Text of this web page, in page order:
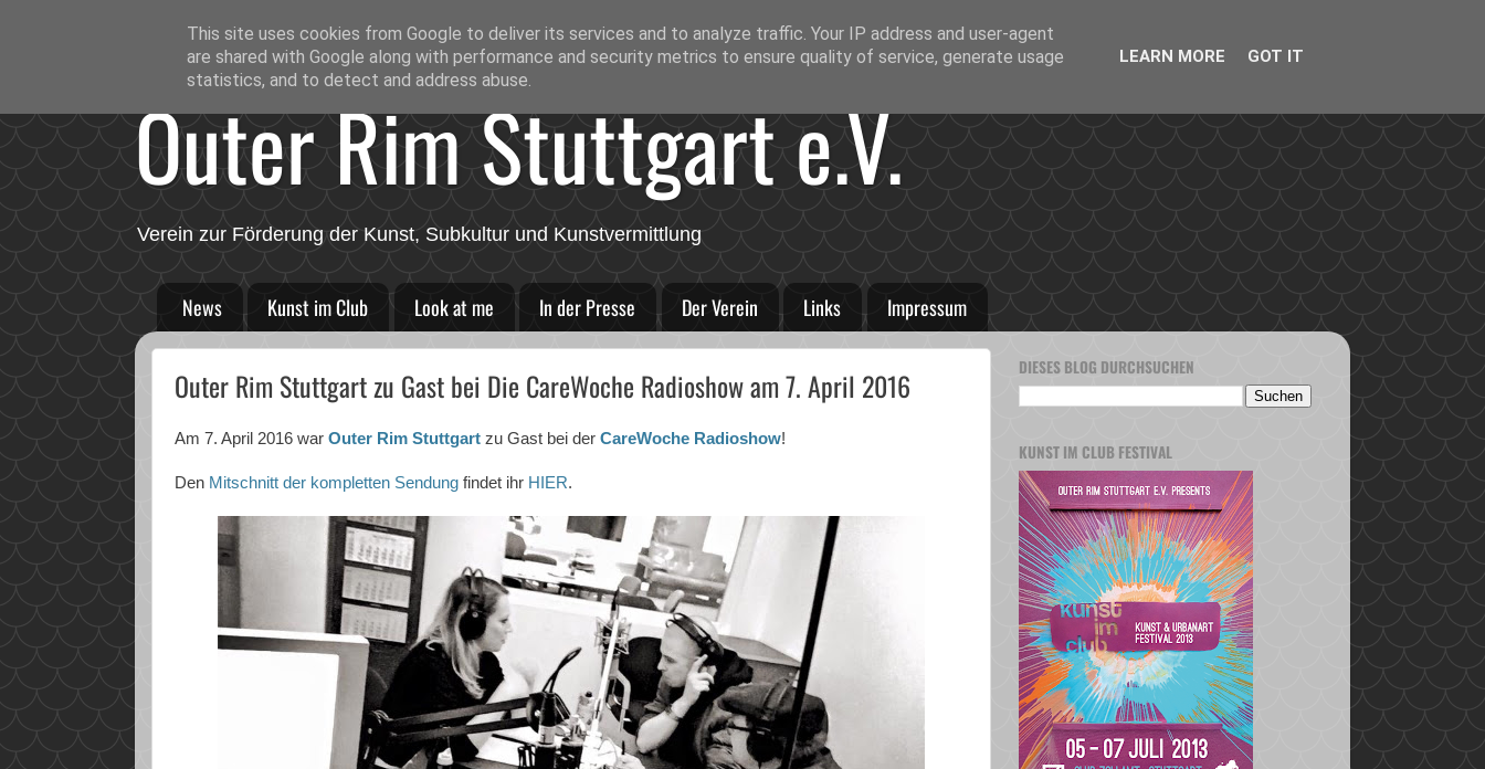
Outer Rim Stuttgart e.V.
Verein zur Förderung der Kunst, Subkultur und Kunstvermittlung
News Kunst im Club Look at me In der Presse Der Verein Links Impressum
Outer Rim Stuttgart zu Gast bei Die CareWoche Radioshow am 7. April 2016
Am 7. April 2016 war Outer Rim Stuttgart zu Gast bei der CareWoche Radioshow!
Den Mitschnitt der kompletten Sendung findet ihr HIER.
DIESES BLOG DURCHSUCHEN
KUNST IM CLUB FESTIVAL
This site uses cookies from Google to deliver its services and to analyze traffic. Your IP address and user-agent
are shared with Google along with performance and security metrics to ensure quality of service, generate usage
statistics, and to detect and address abuse.
LEARN MORE GOT IT